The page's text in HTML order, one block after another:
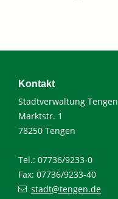
Kontakt
Stadtverwaltung Tengen
Marktstr. 1
78250 Tengen
Tel.: 07736/9233-0
Fax: 07736/9233-40
stadt@tengen.de